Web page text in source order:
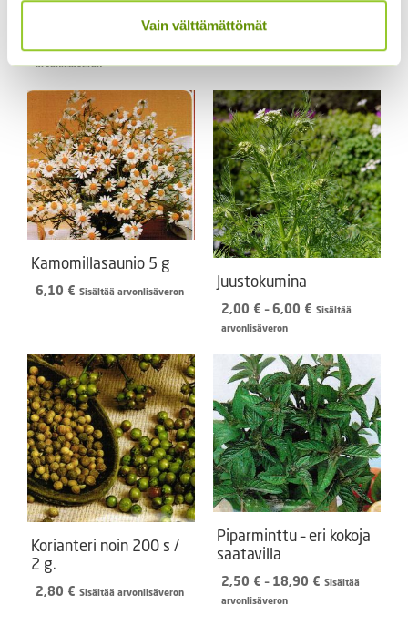
Vain välttämättömät
2,10 €
12,50 €
arvonlisäveron
Kumina
2,50€ Sisältää arvonlisäveron
Kamomillasaunio 5 g
6,10 € Sisältää arvonlisäveron
Juustokumina
2,00 € – 6,00 € Hintaluokka:
6,00 €
Sisältää
arvonlisäveron
Korianteri noin 200 s /
2 g.
2,80 € Sisältää arvonlisäveron
Piparminttu – eri kokoja
saatavilla
2,50 € – 18,90 € Hintaluokka:
Sisältää
arvonlisäveron